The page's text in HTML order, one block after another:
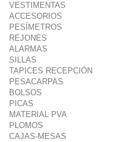
VESTIMENTAS
ACCESORIOS
PESÍMETROS
REJONES
ALARMAS
SILLAS
TAPICES RECEPCIÓN
PESACARPAS
BOLSOS
PICAS
MATERIAL PVA
PLOMOS
CAJAS-MESAS